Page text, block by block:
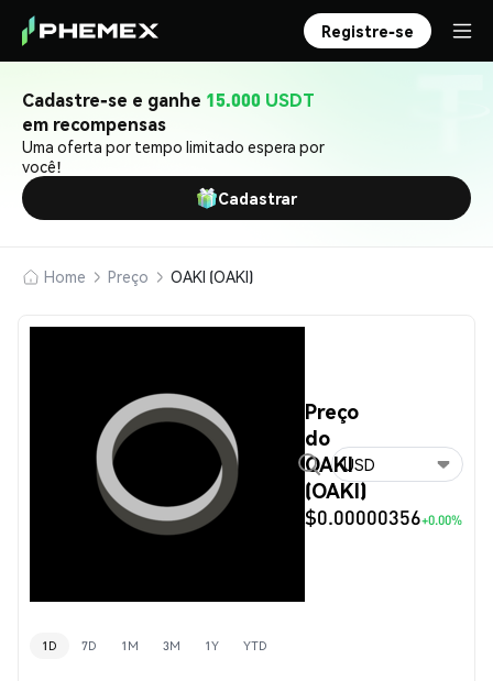
Registre-se
Cadastre-se e ganhe 15.000 USDT
em recompensas
Uma oferta por tempo limitado espera por
você!
Cadastrar
Home Preço OAKI (OAKI)
Preço
do
OAKI
(OAKI)
$0.00000356+0.00%
USD
1D 7D 1M 3M 1Y YTD